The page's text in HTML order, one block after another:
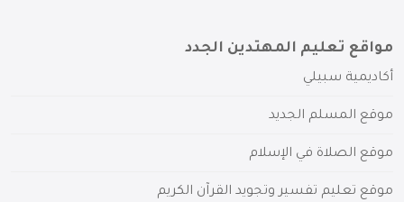
مواقع تعليم المهتدين الجدد
أكاديمية سبيلي
موقع المسلم الجديد
موقع الصلاة في الإسلام
موقع تعليم تفسير وتجويد القرآن الكريم